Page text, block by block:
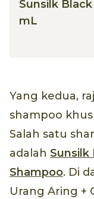
Sunsilk
mL
Yang kedua,
shampoo
Salah satu
adalah Sunsilk
Shampoo. Di
Urang Aring +